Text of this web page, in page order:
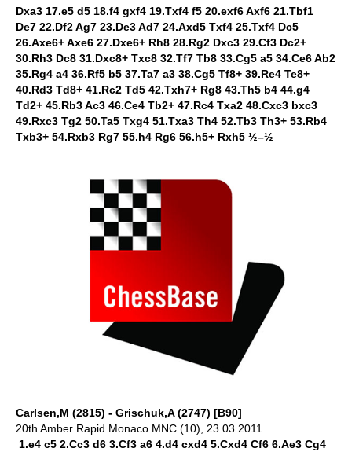
Dxa3 17.e5 d5 18.f4 gxf4 19.Txf4 f5 20.exf6 Axf6 21.Tbf1
De7 22.Df2 Ag7 23.De3 Ad7 24.Axd5 Txf4 25.Txf4 Dc5
26.Axe6+ Axe6 27.Dxe6+ Rh8 28.Rg2 Dxc3 29.Cf3 Dc2+
30.Rh3 Dc8 31.Dxc8+ Txc8 32.Tf7 Tb8 33.Cg5 a5 34.Ce6 Ab2
35.Rg4 a4 36.Rf5 b5 37.Ta7 a3 38.Cg5 Tf8+ 39.Re4 Te8+
40.Rd3 Td8+ 41.Rc2 Td5 42.Txh7+ Rg8 43.Th5 b4 44.g4
Td2+ 45.Rb3 Ac3 46.Ce4 Tb2+ 47.Rc4 Txa2 48.Cxc3 bxc3
49.Rxc3 Tg2 50.Ta5 Txg4 51.Txa3 Th4 52.Tb3 Th3+ 53.Rb4
Txb3+ 54.Rxb3 Rg7 55.h4 Rg6 56.h5+ Rxh5 ½–½
Carlsen,M (2815) - Grischuk,A (2747) [B90]
20th Amber Rapid Monaco MNC (10), 23.03.2011
1.e4 c5 2.Cc3 d6 3.Cf3 a6 4.d4 cxd4 5.Cxd4 Cf6 6.Ae3 Cg4